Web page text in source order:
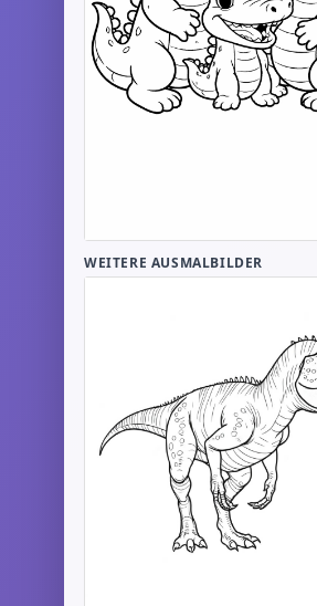
WEITERE AUSMALBILDER